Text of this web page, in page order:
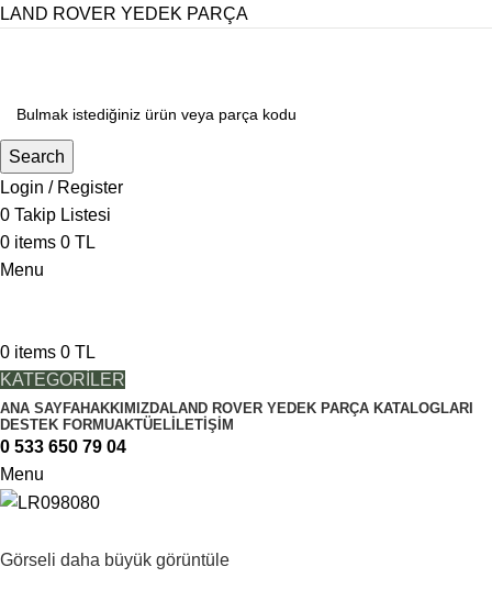
LAND ROVER YEDEK PARÇA
Search
Login / Register
0 Takip Listesi
0 items 0 TL
Menu
0 items 0 TL
KATEGORİLER
ANA SAYFAHAKKIMIZDALAND ROVER YEDEK PARÇA KATALOGLARI
DESTEK FORMUAKTÜEL İLETIŞIM
0 533 650 79 04
Menu
Görseli daha büyük görüntüle